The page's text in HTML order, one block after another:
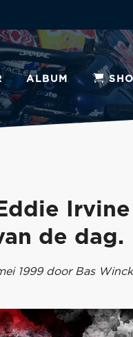
ALBUM
de dag.
1999 door Bas